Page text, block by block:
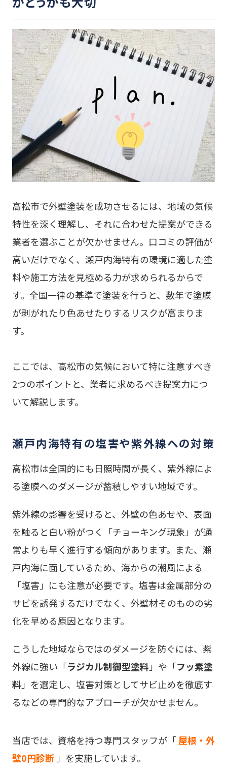
高松市で外壁塗装を成功させるには、地域の気候
特性を深く理解し、それに合わせた提案ができる
業者を選ぶことが欠かせません。口コミの評価が
高いだけでなく、瀬戸内海特有の環境に適した塗
料や施工方法を見極める力が求められるからで
す。全国一律の基準で塗装を行うと、数年で塗膜
が剥がれたり色あせたりするリスクが高まりま
す。
ここでは、高松市の気候において特に注意すべき
2つのポイントと、業者に求めるべき提案力につ
いて解説します。
瀬戸内海特有の塩害や紫外線への対策
高松市は全国的にも日照時間が長く、紫外線によ
る塗膜へのダメージが蓄積しやすい地域です。
紫外線の影響を受けると、外壁の色あせや、表面
を触ると白い粉がつく「チョーキング現象」が通
常よりも早く進行する傾向があります。また、瀬
戸内海に面しているため、海からの潮風による
「塩害」にも注意が必要です。塩害は金属部分の
サビを誘発するだけでなく、外壁材そのものの劣
化を早める原因となります。
こうした地域ならではのダメージを防ぐには、紫
外線に強い「ラジカル制御型塗料 」や「フッ素塗
料 」を選定し、塩害対策としてサビ止めを徹底す
るなどの専門的なアプローチが欠かせません。
当店では、資格を持つ専門スタッフが「屋根・外
壁0円診断 」を実施しています。